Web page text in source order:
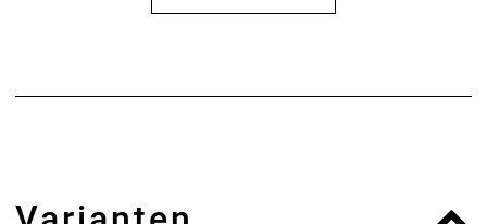
Entlastung, Komfort, Technik. + Komfort +